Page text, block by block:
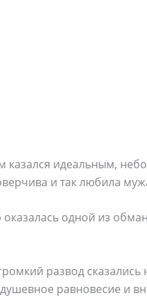
казался идеальным,
и так любила
одной из
развод
равновесие и